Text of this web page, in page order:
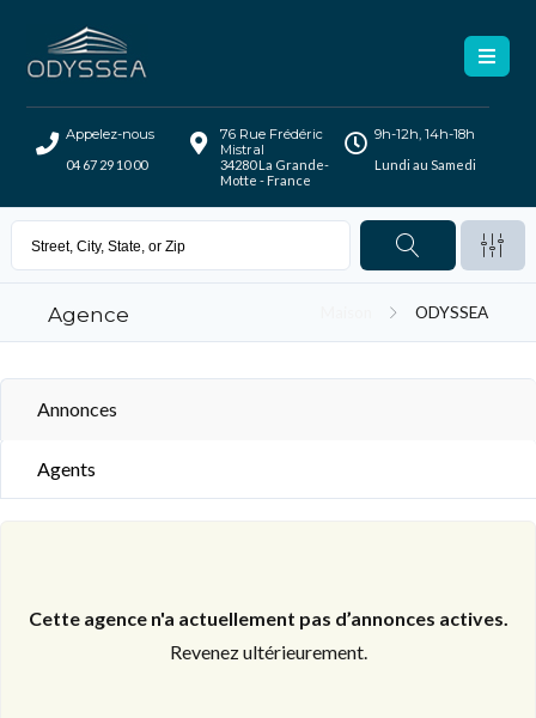
Appelez-nous
04 67 29 10 00
76 Rue Frédéric
Mistral
34280 La Grande-
Motte - France
9h-12h, 14h-18h
Lundi au Samedi
Agence ODYSSEA
Annonces
Agents
Cette agence n'a actuellement pas d’annonces actives.
Revenez ultérieurement.